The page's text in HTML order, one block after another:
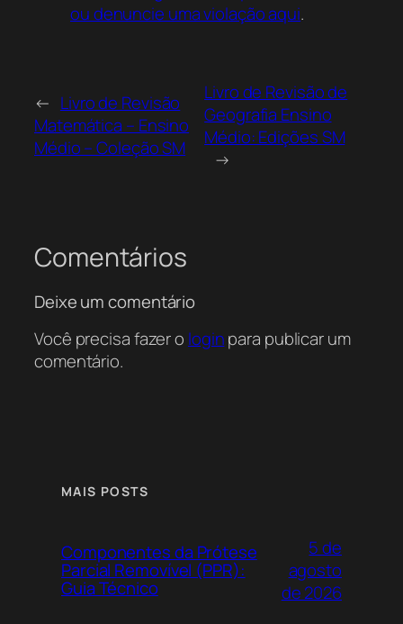
ou denuncie uma violação aqui.
← Livro de Revisão
Matemática – Ensino
Médio – Coleção SM
Livro de Revisão de
Geografia Ensino
Médio: Edições SM
→
Comentários
Deixe um comentário
Você precisa fazer o loginpara publicar um
comentário.
MAIS POSTS
Componentes da Prótese
Parcial Removível (PPR):
Guia Técnico
5 de
agosto
de 2026